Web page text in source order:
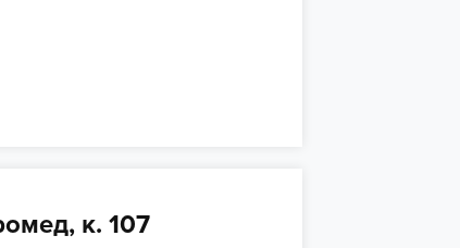
к. 107